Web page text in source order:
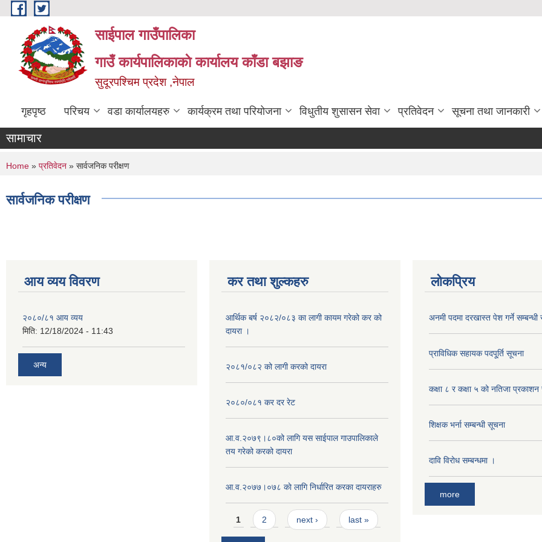
Skip to main content
साईपाल गाउँपालिका
गाउँ कार्यपालिकाकाे कार्यालय काँडा बझाङ
सुदूरपश्चिम प्रदेश ,नेपाल
गृहपृष्ठ परिचय वडा कार्यालयहरु कार्यक्रम तथा परियोजना विधुतीय शुसासन सेवा प्रतिवेदन सूचना तथा जानकारी
सामाचार
You are here
Home » प्रतिवेदन » सार्वजनिक परीक्षण
सार्वजनिक परीक्षण
आय व्यय विवरण
२०८०/८१ आय व्यय
मिति: 12/18/2024 - 11:43
अन्य
कर तथा शुल्कहरु
आर्थिक बर्ष २०८२/०८३ का लागी कायम गरेको कर को
दायरा ।
२०८१/०८२ को लागी करको दायरा
२०८०/०८१ कर दर रेट
आ.व.२०७९।८०को लागि यस साईपाल गाउपालिकाले
तय गरेको करको दायरा
आ‍.व.२०७७।०७८ काे लागि निर्धारित करका दायराहरु
Pages
1 2 next › last »
लोकप्रिय
अनमी पदमा दरखास्त पेश गर्ने
प्राविधिक सहायक पदपू्र्ति सूचना
कक्षा ८ र कक्षा ५ को नतिजा प्रकाशन
शिक्षक भर्ना सम्बन्धी सूचना
दावि विरोध सम्बन्धमा ।
more